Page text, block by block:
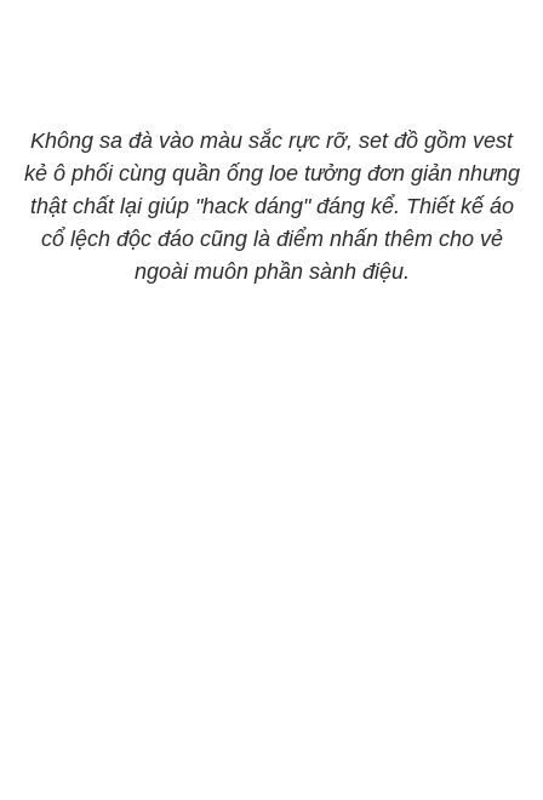
Không sa đà vào màu sắc rực rỡ, set đồ gồm vest
kẻ ô phối cùng quần ống loe tưởng đơn giản nhưng
thật chất lại giúp "hack dáng" đáng kể. Thiết kế áo
cổ lệch độc đáo cũng là điểm nhấn thêm cho vẻ
ngoài muôn phần sành điệu.